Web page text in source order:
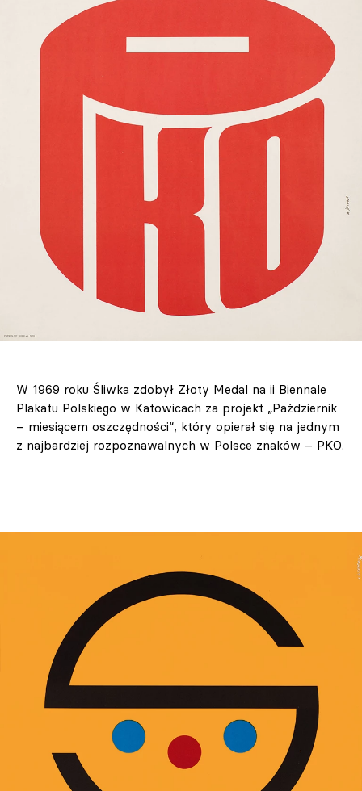
W 1969 roku Śliwka zdobył Złoty Medal na ii Biennale
Plakatu Polskiego w Katowicach za projekt „Październik
– miesiącem oszczędności“, który opierał się na jednym
z najbardziej rozpoznawalnych w Polsce znaków – PKO.